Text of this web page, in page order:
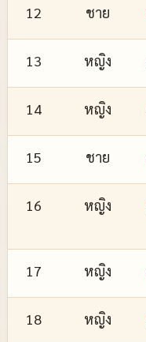
12 ชาย
13 หญิง
14 หญิง
15 ชาย
16 หญิง
17 หญิง
18 หญิง